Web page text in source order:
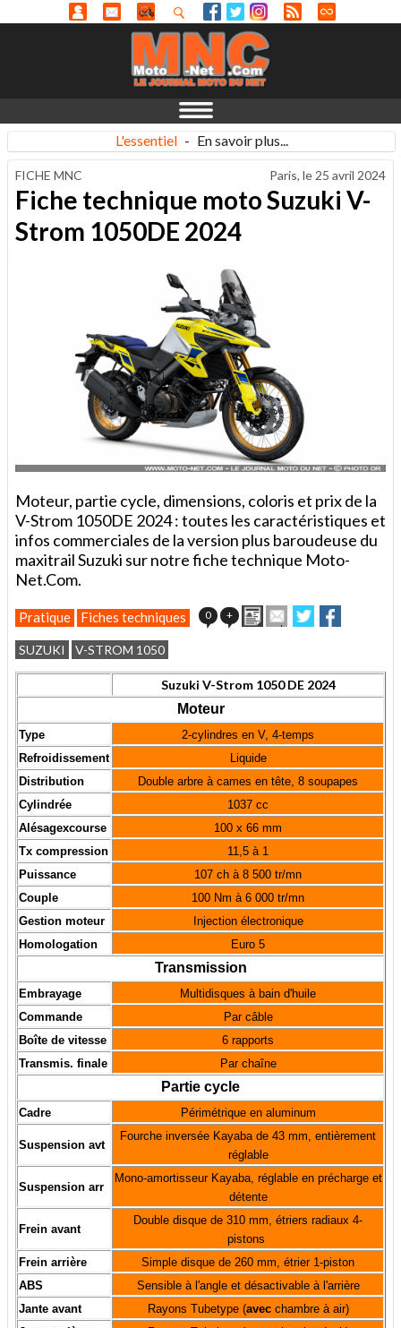
L'essentiel - En savoir plus...
FICHE MNC Paris, le 25 avril 2024
Fiche technique moto Suzuki V-
Strom 1050DE 2024
Moteur, partie cycle, dimensions, coloris et prix de la
V-Strom 1050DE 2024 : toutes les caractéristiques et
infos commerciales de la version plus baroudeuse du
maxitrail Suzuki sur notre fiche technique Moto-
Net.Com.
Pratique Fiches techniques 0 + ImprimerEnvoyer
cet
un
ami
Partager
sur
sur
SUZUKI V-STROM 1050
Suzuki V-Strom 1050 DE 2024
Moteur
Type
2-cylindres en V, 4-temps
Refroidissement
Liquide
Distribution
Double arbre à cames en tête, 8 soupapes
Cylindrée
1037 cc
Alésagexcourse
100 x 66 mm
Tx compression
11,5 à 1
Puissance
107 ch à 8 500 tr/mn
Couple
100 Nm à 6 000 tr/mn
Gestion moteur
Injection électronique
Homologation
Euro 5
Transmission
Embrayage
Multidisques à bain d'huile
Commande
Par câble
Boîte de vitesse
6 rapports
Transmis. finale
Par chaîne
Partie cycle
Cadre Périmétrique en aluminum
Suspension avt
Fourche inversée Kayaba de 43 mm, entièrement
réglable
Suspension arr
Mono-amortisseur Kayaba, réglable en précharge et
détente
Frein avant
Double disque de 310 mm, étriers radiaux 4-
pistons
Frein arrière
Simple disque de 260 mm, étrier 1-piston
ABS
Sensible à l'angle et désactivable à l'arrière
Jante avant
Rayons Tubetype (avecchambre à air)